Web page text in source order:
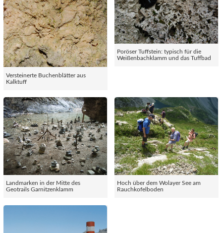
Versteinerte Buchenblätter aus
Kalktuff
Poröser Tuffstein: typisch für die
Weißenbachklamm und das Tuffbad
Landmarken in der Mitte des
Geotrails Garnitzenklamm
Hoch über dem Wolayer See am
Rauchkofelboden